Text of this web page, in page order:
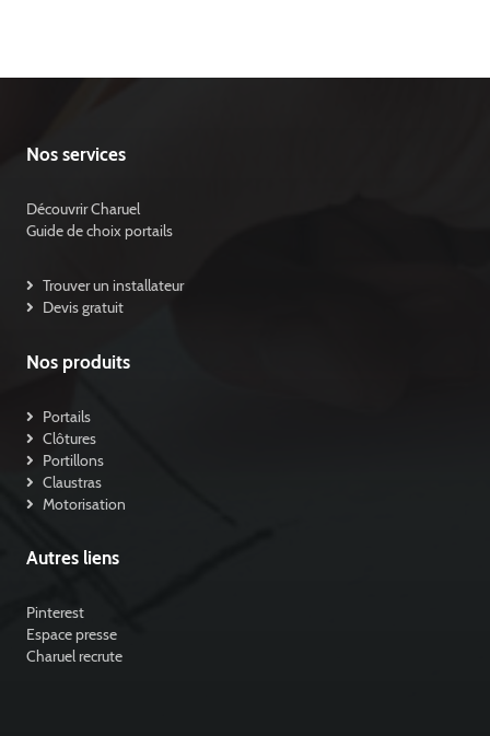
Nos services
Découvrir Charuel
Guide de choix portails
Trouver un installateur
Devis gratuit
Nos produits
Portails
Clôtures
Portillons
Claustras
Motorisation
Autres liens
Pinterest
Espace presse
Charuel recrute